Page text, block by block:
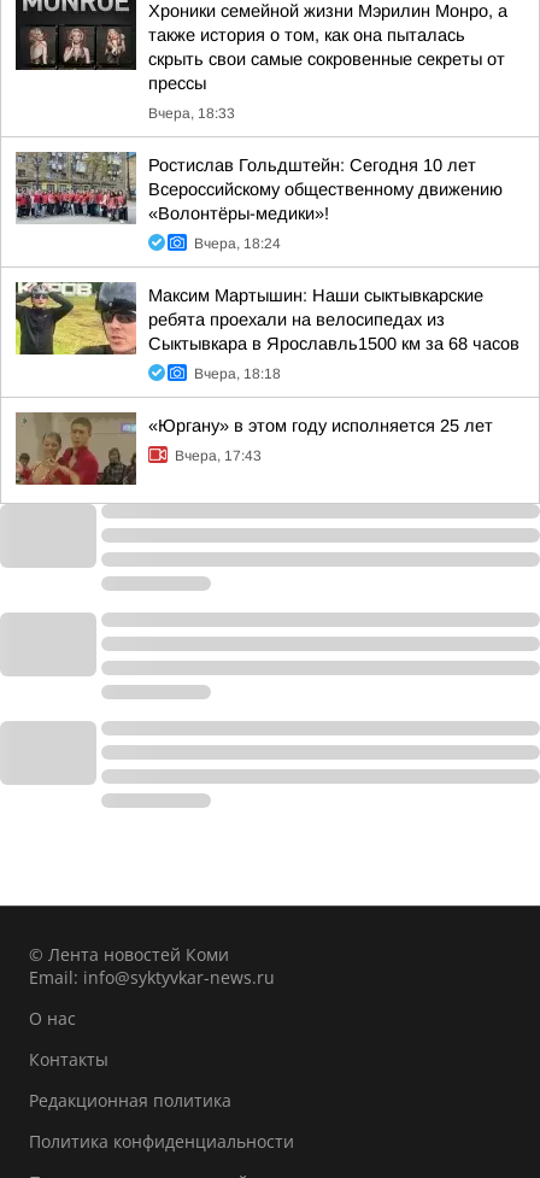
Хроники семейной жизни Мэрилин Монро, а
также история о том, как она пыталась
скрыть свои самые сокровенные секреты от
прессы
Вчера, 18:33
Ростислав Гольдштейн: Сегодня 10 лет
Всероссийскому общественному движению
«Волонтёры-медики»!
Вчера, 18:24
Максим Мартышин: Наши сыктывкарские
ребята проехали на велосипедах из
Сыктывкара в Ярославль1500 км за 68 часов
Вчера, 18:18
«Юргану» в этом году исполняется 25 лет
Вчера, 17:43
© Лента новостей Коми
Email: info@syktyvkar-news.ru
О нас
Контакты
Редакционная политика
Политика конфиденциальности